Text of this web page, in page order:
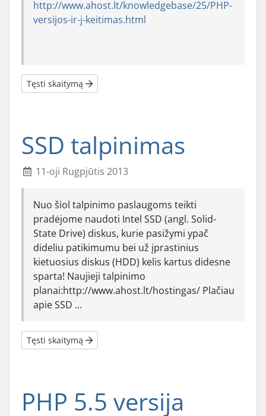
http://www.ahost.lt/knowledgebase/25/PHP-
versijos-ir-j-keitimas.html
Tęsti skaitymą
SSD talpinimas
11-oji Rugpjūtis 2013
Nuo šiol talpinimo paslaugoms teikti
pradėjome naudoti Intel SSD (angl. Solid-
State Drive) diskus, kurie pasižymi ypač
dideliu patikimumu bei už įprastinius
kietuosius diskus (HDD) kelis kartus didesne
sparta! Naujieji talpinimo
planai:http://www.ahost.lt/hostingas/ Plačiau
apie SSD ...
Tęsti skaitymą
PHP 5.5 versija